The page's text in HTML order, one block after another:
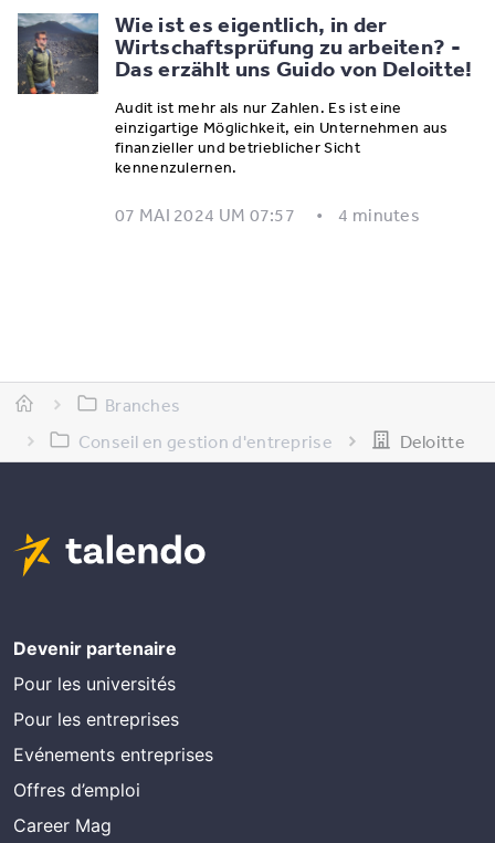
Wie ist es eigentlich, in der
Wirtschaftsprüfung zu arbeiten? -
Das erzählt uns Guido von Deloitte!
Audit ist mehr als nur Zahlen. Es ist eine
einzigartige Möglichkeit, ein Unternehmen aus
finanzieller und betrieblicher Sicht
kennenzulernen.
07 MAI 2024 UM 07:57 4 minutes
Branches
Conseil en gestion d'entreprise
Deloitte
Devenir partenaire
Pour les universités
Pour les entreprises
Evénements entreprises
Offres d’emploi
Career Mag